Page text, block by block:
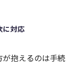
に対応
抱えるのは手続